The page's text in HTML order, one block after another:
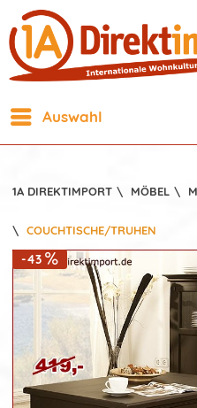
Auswahl
1A DIREKTIMPORT \ MÖBEL \
\ COUCHTISCHE/TRUHEN
-43